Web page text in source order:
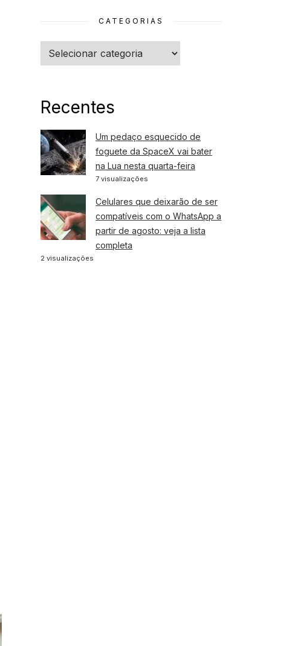
CATEGORIAS
Categorias
Recentes
Um pedaço esquecido de
foguete da SpaceX vai bater
na Lua nesta quarta-feira
7 visualizações
Celulares que deixarão de ser
compatíveis com o WhatsApp a
partir de agosto: veja a lista
completa
2 visualizações